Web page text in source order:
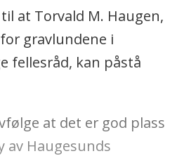
at Torvald M. Haugen,
gravlundene i
fellesråd, kan påstå
at det er god plass
av Haugesunds